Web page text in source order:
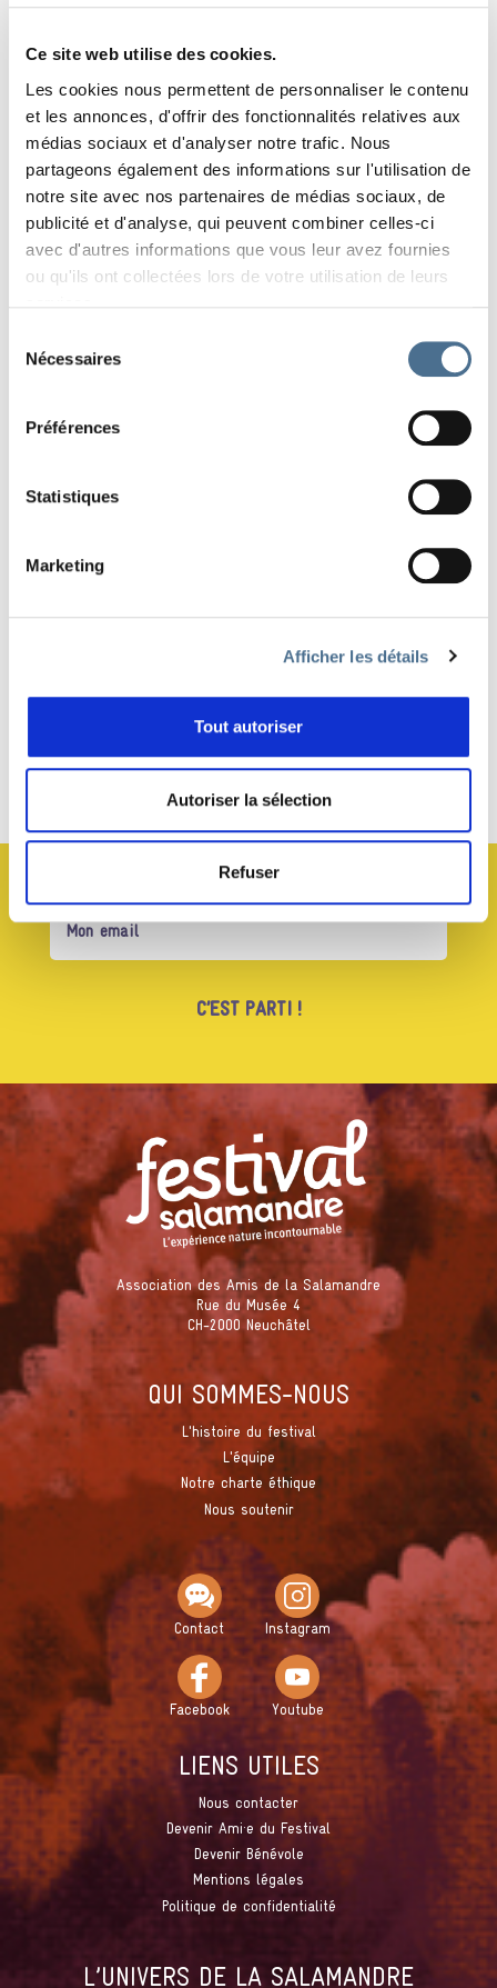
Ce site web utilise des cookies.
Les cookies nous permettent de personnaliser le contenu
et les annonces, d'offrir des fonctionnalités relatives aux
médias sociaux et d'analyser notre trafic. Nous
partageons également des informations sur l'utilisation de
notre site avec nos partenaires de médias sociaux, de
publicité et d'analyse, qui peuvent combiner celles-ci
avec d'autres informations que vous leur avez fournies
ou qu'ils ont collectées lors de votre utilisation de leurs
Nécessaires
Préférences
Statistiques
Marketing
Afficher les détails
Tout autoriser
Autoriser la sélection
Refuser
Haut de page
JE M’ABONNE À LA NEWSLETTER !
Association des Amis de la Salamandre
Rue du Musée 4
CH-2000 Neuchâtel
QUI SOMMES-NOUS
L'histoire du festival
L'équipe
Notre charte éthique
Nous soutenir
Contact Instagram
Facebook Youtube
LIENS UTILES
Nous contacter
Devenir Ami·e du Festival
Devenir Bénévole
Mentions légales
Politique de confidentialité
L’UNIVERS DE LA SALAMANDRE